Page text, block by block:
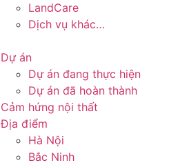
LandCare
Dịch vụ khác…
Dự án
Dự án đang thực hiện
Dự án đã hoàn thành
Cảm hứng nội thất
Địa điểm
Hà Nội
Bắc Ninh